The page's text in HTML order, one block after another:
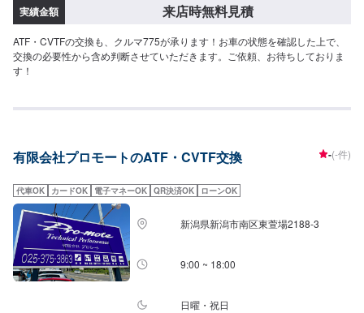
実績金額 来店時無料見積
ATF・CVTFの交換も、クルマ775が承ります！お車の状態を確認した上で、
交換の必要性から含め判断させていただきます。ご依頼、お待ちしておりま
す！
有限会社プロモートのATF・CVTF交換 -(-件)
代車OK カードOK 電子マネーOK QR決済OK ローンOK
新潟県新潟市南区東萱場2188-3
9:00 ~ 18:00
日曜・祝日